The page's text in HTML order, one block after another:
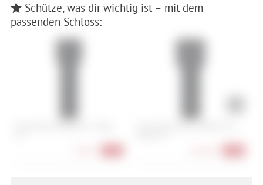
Schütze, was dir wichtig ist – mit dem
passenden Schloss: